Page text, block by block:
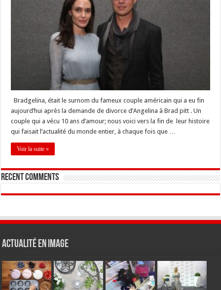
Bradgelina, était le surnom du fameux couple américain qui a eu fin
aujourd’hui après la demande de divorce d’Angelina à Brad pitt . Un
couple qui a vécu 10 ans d’amour; nous voici vers la fin de leur histoire
qui faisait l’actualité du monde entier, à chaque fois que …
Voir la suite »
Recent Comments
Actualité en Image